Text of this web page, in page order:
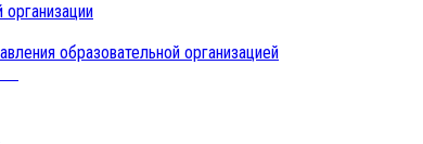
образовательной организацией